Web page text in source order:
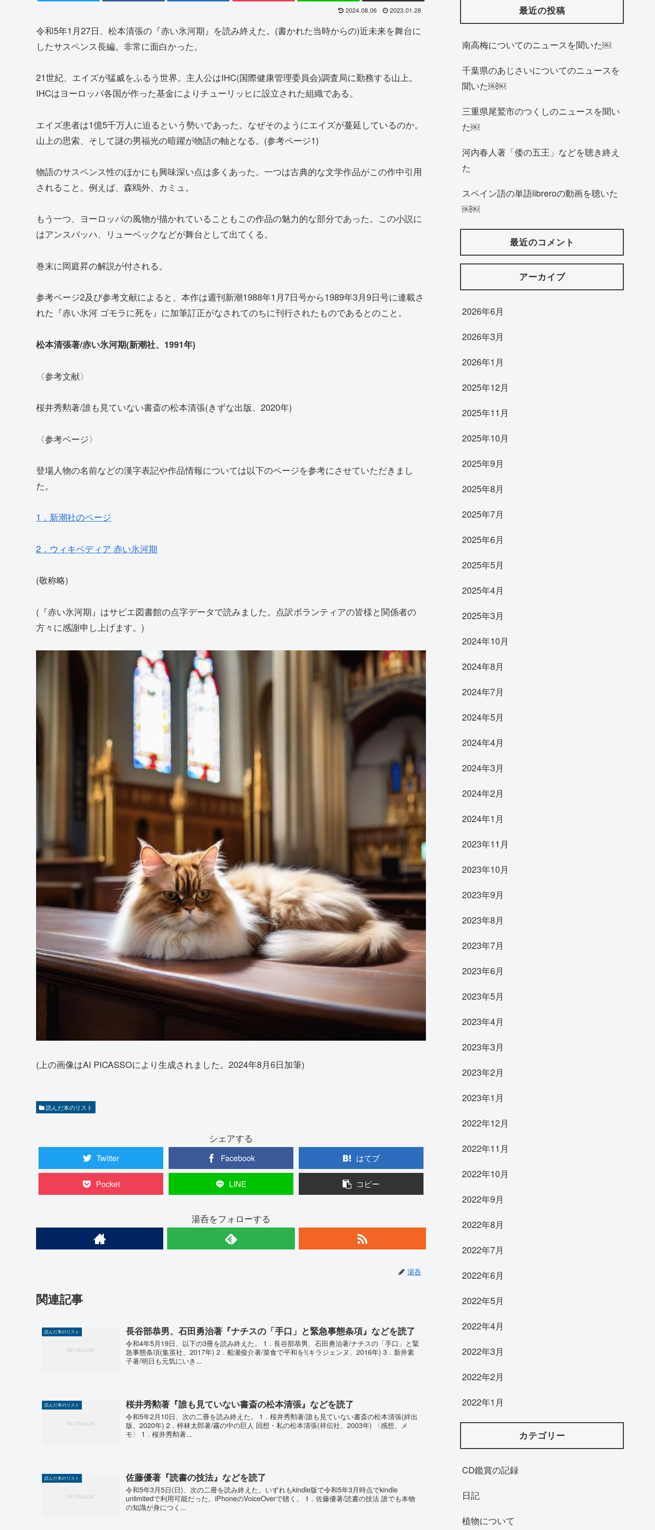
2024.08.06 2023.01.28
令和5年1月27日、松本清張の『赤い氷河期』を読み終えた。(書かれた当時からの)近未来を舞台に
したサスペンス長編。非常に面白かった。
21世紀、エイズが猛威をふるう世界。主人公はIHC(国際健康管理委員会)調査局に勤務する山上。
IHCはヨーロッパ各国が作った基金によりチューリッヒに設立された組織である。
エイズ患者は1億5千万人に迫るという勢いであった。なぜそのようにエイズが蔓延しているのか。
山上の思索、そして謎の男福光の暗躍が物語の軸となる。(参考ページ1)
物語のサスペンス性のほかにも興味深い点は多くあった。一つは古典的な文学作品がこの作中引用
されること。例えば、森鴎外、カミュ。
もう一つ、ヨーロッパの風物が描かれていることもこの作品の魅力的な部分であった。この小説に
はアンスバッハ、リューベックなどが舞台として出てくる。
巻末に岡庭昇の解説が付される。
参考ページ2及び参考文献によると、本作は週刊新潮1988年1月7日号から1989年3月9日号に連載さ
れた『赤い氷河 ゴモラに死を』に加筆訂正がなされてのちに刊行されたものであるとのこと。
松本清張著/赤い氷河期(新潮社、1991年)
〈参考文献〉
桜井秀勲著/誰も見ていない書斎の松本清張(きずな出版、2020年)
〈参考ページ〉
登場人物の名前などの漢字表記や作品情報については以下のページを参考にさせていただきまし
た。
1．新潮社のページ
2．ウィキペディア 赤い氷河期
(敬称略)
(『赤い氷河期』はサピエ図書館の点字データで読みました。点訳ボランティアの皆様と関係者の
方々に感謝申し上げます。)
(上の画像はAI PICASSOにより生成されました。2024年8月6日加筆)
読んだ本のリスト
シェアする
Twitter Facebook はてブ
Pocket LINE コピー
湯呑をフォローする
湯呑
関連記事
読んだ本のリスト 長谷部恭男、石田勇治著『ナチスの「手口」と緊急事態条項』などを読了
令和4年5月19日、以下の3冊を読み終えた。 1．長谷部恭男、石田勇治著/ナチスの「手口」と緊
急事態条項(集英社、2017年) 2．船瀬俊介著/菜食で平和を!(キラジェンヌ、2016年) 3．新井素
子著/明日も元気にいき...
読んだ本のリスト 桜井秀勲著『誰も見ていない書斎の松本清張』などを読了
令和5年2月10日、次の二冊を読み終えた。 1．桜井秀勲著/誰も見ていない書斎の松本清張(絆出
版、2020年) 2．梓林太郎著/霧の中の巨人 回想・私の松本清張(祥伝社、2003年) 〈感想、メ
モ〉 1．桜井秀勲著...
読んだ本のリスト 佐藤優著『読書の技法』などを読了
令和5年3月5日(日)、次の二冊を読み終えた。いずれもkindle版で令和5年3月時点でkindle
unlimitedで利用可能だった。iPhoneのVoiceOverで聴く。 1．佐藤優著/読書の技法 誰でも本物
の知識が身につく...
最近の投稿
南高梅についてのニュースを聞いた￼
千葉県のあじさいについてのニュースを
聞いた￼￼
三重県尾鷲市のつくしのニュースを聞い
た￼
河内春人著「倭の五王」などを聴き終え
た
スペイン語の単語libreroの動画を聴いた
￼￼
最近のコメント
アーカイブ
2026年6月
2026年3月
2026年1月
2025年12月
2025年11月
2025年10月
2025年9月
2025年8月
2025年7月
2025年6月
2025年5月
2025年4月
2025年3月
2024年10月
2024年8月
2024年7月
2024年5月
2024年4月
2024年3月
2024年2月
2024年1月
2023年11月
2023年10月
2023年9月
2023年8月
2023年7月
2023年6月
2023年5月
2023年4月
2023年3月
2023年2月
2023年1月
2022年12月
2022年11月
2022年10月
2022年9月
2022年8月
2022年7月
2022年6月
2022年5月
2022年4月
2022年3月
2022年2月
2022年1月
カテゴリー
CD鑑賞の記録
日記
植物について